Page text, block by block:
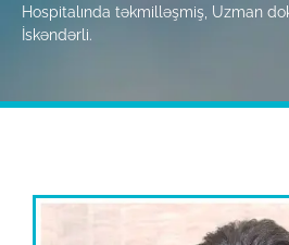
Hospitalında təkmilləşmiş, Uzman
İskəndərli.